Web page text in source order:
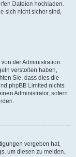
Dateien hochladen.
sich nicht sicher sind,
der Administration
verstoßen haben,
Sie, dass dies die
phpBB Limited nichts
Administrator, sofern
vergeben hat,
um diesen zu melden.